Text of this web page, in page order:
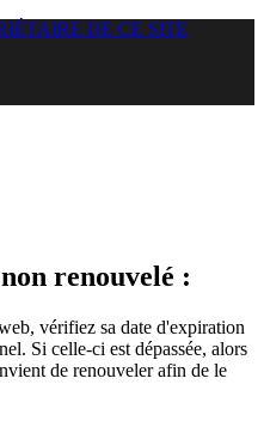
DE CE SITE
renouvelé :
vérifiez sa date d'expiration
Si celle-ci est dépassée, alors
de renouveler afin de le